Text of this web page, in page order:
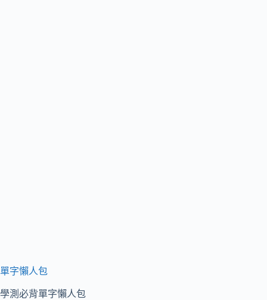
單字懶人包
學測必背單字懶人包